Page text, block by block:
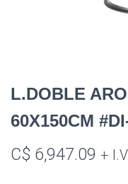
L.DOBLE
60X150CM
C$ 6,947.09 +